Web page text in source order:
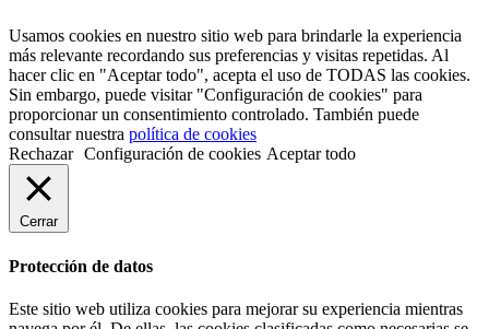
Usamos cookies en nuestro sitio web para brindarle la experiencia
más relevante recordando sus preferencias y visitas repetidas. Al
hacer clic en "Aceptar todo", acepta el uso de TODAS las cookies.
Sin embargo, puede visitar "Configuración de cookies" para
proporcionar un consentimiento controlado. También puede
consultar nuestra política de cookies
Rechazar Configuración de cookies Aceptar todo
Cerrar
Protección de datos
Este sitio web utiliza cookies para mejorar su experiencia mientras